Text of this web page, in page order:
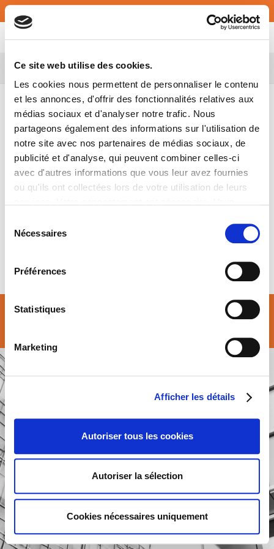
Ce site web utilise des cookies.
Les cookies nous permettent de personnaliser le contenu
et les annonces, d'offrir des fonctionnalités relatives aux
médias sociaux et d'analyser notre trafic. Nous
partageons également des informations sur l'utilisation de
notre site avec nos partenaires de médias sociaux, de
publicité et d'analyse, qui peuvent combiner celles-ci
avec d'autres informations que vous leur avez fournies
ou qu'ils ont collectées lors de votre utilisation de leurs
Nécessaires
Préférences
Statistiques
Marketing
Afficher les détails
Autoriser tous les cookies
Autoriser la sélection
Cookies nécessaires uniquement
MY ATALIAN
Belgium
© Atalian Belgium 2026 –